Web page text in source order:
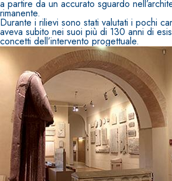
a partire da un accurato sguardo
rimanente.
Durante i rilievi sono stati valutati i pochi
aveva subito nei suoi più di 130 anni di
concetti dell’intervento progettuale.